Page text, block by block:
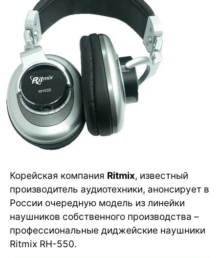
Корейская компания Ritmix, известный
производитель аудиотехники, анонсирует в
России очередную модель из линейки
наушников собственного производства –
профессиональные диджейские наушники
Ritmix RH-550.